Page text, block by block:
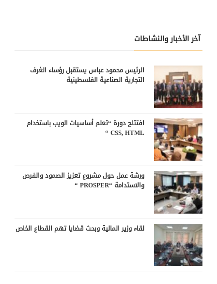
آخر الأخبار والنشاطات
الرئيس محمود عباس يستقبل رؤساء الغرف
التجارية الصناعية الفلسطينية
افتتاح دورة “تعلم أساسيات الويب باستخدام
CSS, HTML “
ورشة عمل حول مشروع تعزيز الصمود والفرص
والاستدامة “PROSPER “
لقاء وزير المالية وبحث قضايا تهم القطاع الخاص